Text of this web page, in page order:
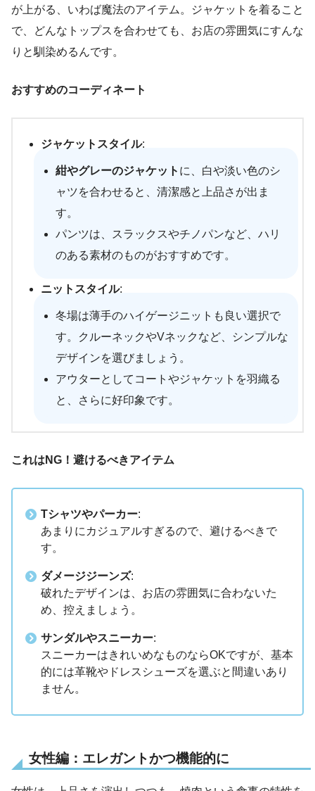
が上がる、いわば魔法のアイテム。ジャケットを着ること
で、どんなトップスを合わせても、お店の雰囲気にすんな
りと馴染めるんです。
おすすめのコーディネート
ジャケットスタイル:
紺やグレーのジャケット に、白や淡い色のシ
ャツを合わせると、清潔感と上品さが出ま
す。
パンツは、スラックスやチノパンなど、ハリ
のある素材のものがおすすめです。
ニットスタイル:
冬場は薄手のハイゲージニットも良い選択で
す。クルーネックやVネックなど、シンプルな
デザインを選びましょう。
アウターとしてコートやジャケットを羽織る
と、さらに好印象です。
これはNG！避けるべきアイテム
Tシャツやパーカー:
あまりにカジュアルすぎるので、避けるべきで
す。
ダメージジーンズ:
破れたデザインは、お店の雰囲気に合わないた
め、控えましょう。
サンダルやスニーカー:
スニーカーはきれいめなものならOKですが、基本
的には革靴やドレスシューズを選ぶと間違いあり
ません。
女性編：エレガントかつ機能的に